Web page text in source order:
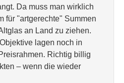
Da muss man wirklich
für "artgerechte" Summen
an Land zu ziehen.
lagen noch in
Richtig billig
– wenn die wieder